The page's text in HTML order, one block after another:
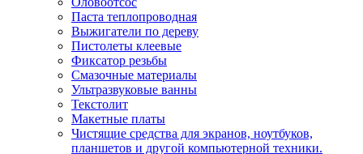
Паста теплопроводная
Выжигатели по дереву
Пистолеты клеевые
Фиксатор резьбы
Смазочные материалы
Ультразвуковые ванны
Текстолит
Макетные платы
Чистящие средства для экранов, ноутбуков,
планшетов и другой компьютерной техники.